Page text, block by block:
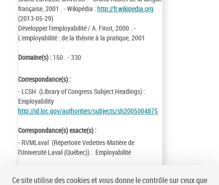
française, 2001 . - Wikipédia :http://fr.wikipedia.org
(2013-05-29)
Développer l'employabilité / A. Finot, 2000 . -
L'employabilité : de la théorie à la pratique, 2001
Domaine(s) : 150 . - 330
Correspondance(s) :
- LCSH (Library of Congress Subject Headings) :
Employability
http://id.loc.gov/authorities/subjects/sh2005004875
Correspondance(s) exacte(s) :
- RVMLaval (Répertoire Vedettes-Matière de
l'Université Laval (Québec)) : Employabilité
Ce site utilise des cookies et vous donne le contrôle sur ceux que